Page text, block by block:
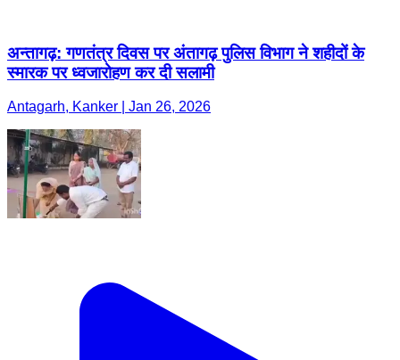
अन्तागढ़: गणतंत्र दिवस पर अंतागढ़ पुलिस विभाग ने शहीदों के
स्मारक पर ध्वजारोहण कर दी सलामी
Antagarh, Kanker | Jan 26, 2026